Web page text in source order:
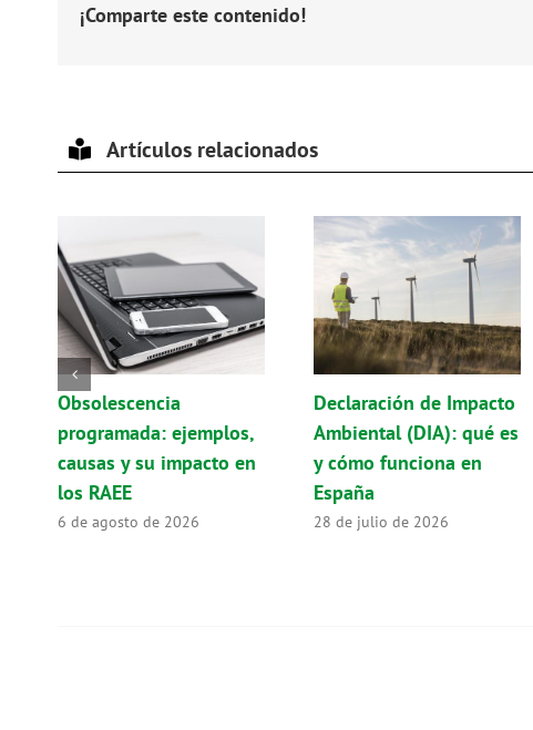
¡Comparte este contenido!
Artículos relacionados
Obsolescencia
programada: ejemplos,
causas y su impacto en
los RAEE
6 de agosto de 2026
Declaración de Impacto
Ambiental (DIA): qué es
y cómo funciona en
España
28 de julio de 2026